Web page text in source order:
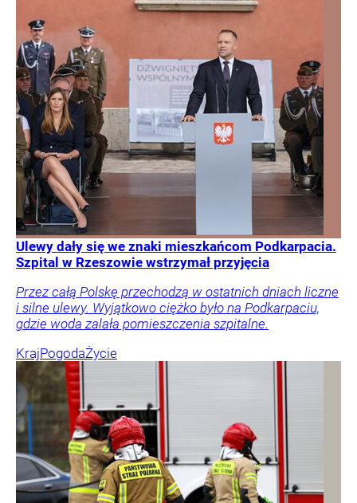
Ulewy dały się we znaki mieszkańcom Podkarpacia.
Szpital w Rzeszowie wstrzymał przyjęcia
Przez całą Polskę przechodzą w ostatnich dniach liczne
i silne ulewy. Wyjątkowo ciężko było na Podkarpaciu,
gdzie woda zalała pomieszczenia szpitalne.
KrajPogodaŻycie